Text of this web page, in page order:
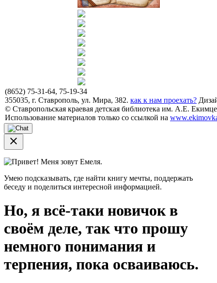
(8652) 75-31-64, 75-19-34
355035, г. Ставрополь, ул. Мира, 382. как к нам проехать?
© Ставропольская краевая детская библиотека им. А.Е.
Использование материалов только со ссылкой на
close
Привет! Меня зовут Емеля.
Умею подсказывать, где найти книгу мечты, поддержать
беседу и поделиться интересной информацией.
Но, я всё-таки новичок в
своём деле, так что прошу
немного понимания и
терпения, пока осваиваюсь.